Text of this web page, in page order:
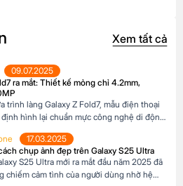
Xem tất cả
09.07.2025
ra mắt: Thiết kế mỏng chỉ 4.2mm,
trình làng Galaxy Z Fold7, mẫu điện thoại
định hình lại chuẩn mực công nghệ di động.
chưa từng có trên dòng Z Fold, sản phẩm
là một thiết bị công nghệ […]
17.03.2025
chụp ảnh đẹp trên Galaxy S25 Ultra
S25 Ultra mới ra mắt đầu năm 2025 đã
chiếm cảm tình của người dùng nhờ hệ